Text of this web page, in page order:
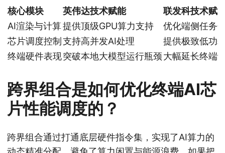
核心模块 英伟达技术赋能
联发科技术赋
AI渲染与计算提供顶级GPU算力支持
优化端侧任务
芯片调度控制支持高并发AI处理
提供极致低功
终端硬件表现突破本地大模型运行瓶颈大幅延长终端
跨界组合是如何优化终端AI芯
片性能调度的？
跨界组合通过打通底层硬件指令集，实现了AI算力的